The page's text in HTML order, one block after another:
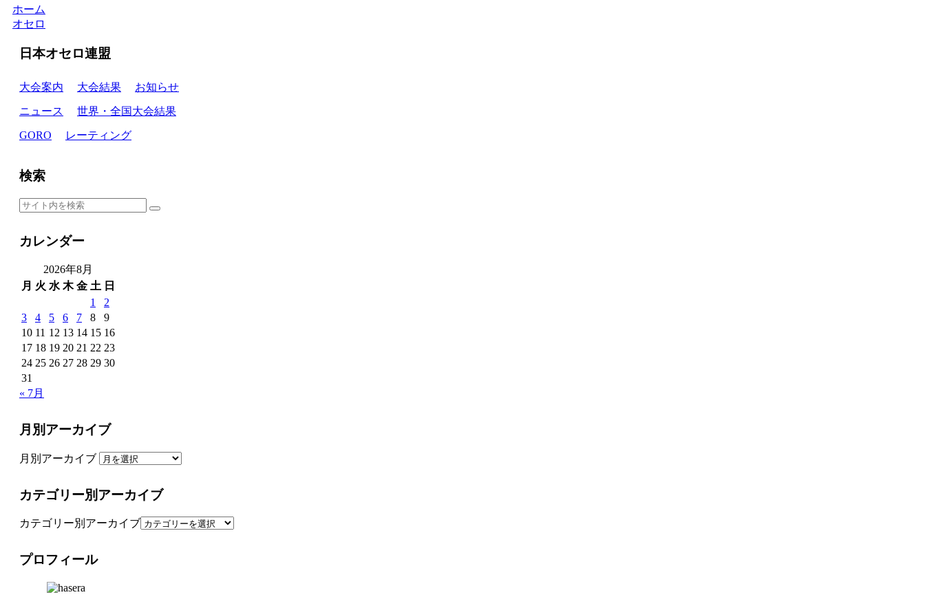
ホーム
オセロ
日本オセロ連盟
大会案内 大会結果 お知らせ
ニュース 世界・全国大会結果
GORO レーティング
検索
カレンダー
2026年8月
月 火 水 木 金 土 日
1
2
3
4 5 6 7 8
9
10 11 12 13 14 15 16
17 18 19 20 21 22 23
24 25 26 27 28 29 30
31
« 7月
月別アーカイブ
月別アーカイブ
カテゴリー別アーカイブ
カテゴリー別アーカイブ
プロフィール